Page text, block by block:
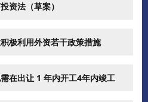
资法（草案）
极利用外资若干政策措施
在出让 1 年内开工4年内竣工